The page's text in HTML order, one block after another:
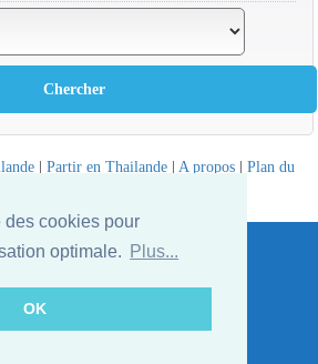
cookies pour
optimale.
Plus...
OK
| Partir en Thailande | A propos | Plan du
© Thailandee.com - 2026